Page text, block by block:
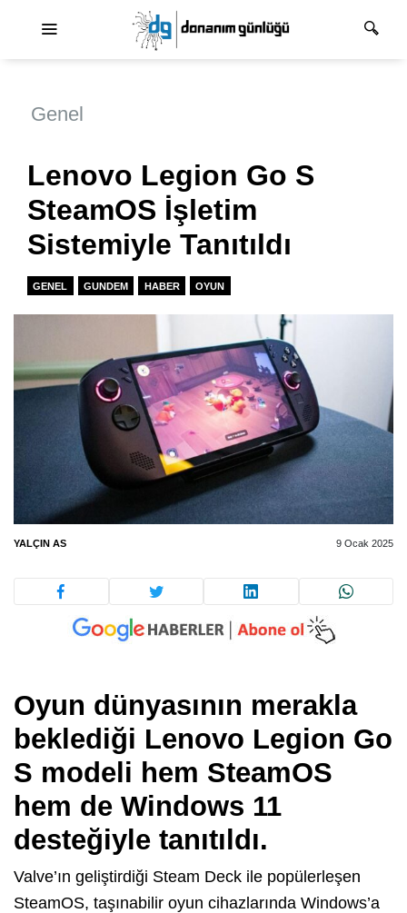
Genel
Lenovo Legion Go S
SteamOS İşletim
Sistemiyle Tanıtıldı
GENEL GUNDEM HABER OYUN
YALÇIN AS 9 Ocak 2025
Oyun dünyasının merakla
beklediği Lenovo Legion Go
S modeli hem SteamOS
hem de Windows 11
desteğiyle tanıtıldı.
Valve’ın geliştirdiği Steam Deck ile popülerleşen
SteamOS, taşınabilir oyun cihazlarında Windows’a